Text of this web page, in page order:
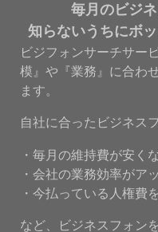
毎月のビジ
知らないうちにボ
ビジフォンサーチサー
模』や『業務』に合わ
ます。
自社に合ったビジネス
・毎月の維持費が安くな
・会社の業務効率がア
・今払っている人権費
など、ビジネスフォン